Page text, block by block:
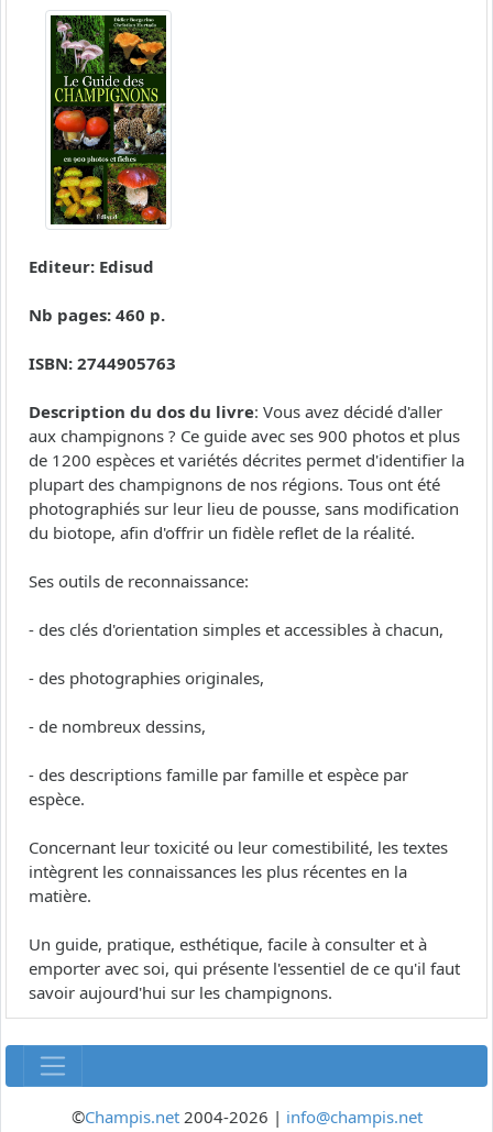
Editeur: Edisud
Nb pages: 460 p.
ISBN: 2744905763
Description du dos du livre: Vous avez décidé d'aller
aux champignons ? Ce guide avec ses 900 photos et plus
de 1200 espèces et variétés décrites permet d'identifier la
plupart des champignons de nos régions. Tous ont été
photographiés sur leur lieu de pousse, sans modification
du biotope, afin d'offrir un fidèle reflet de la réalité.
Ses outils de reconnaissance:
- des clés d'orientation simples et accessibles à chacun,
- des photographies originales,
- de nombreux dessins,
- des descriptions famille par famille et espèce par
espèce.
Concernant leur toxicité ou leur comestibilité, les textes
intègrent les connaissances les plus récentes en la
matière.
Un guide, pratique, esthétique, facile à consulter et à
emporter avec soi, qui présente l'essentiel de ce qu'il faut
savoir aujourd'hui sur les champignons.
©Champis.net2004-2026 | info@champis.net